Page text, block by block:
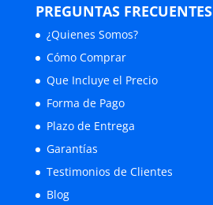
PREGUNTAS FRECUENTES
¿Quienes Somos?
Cómo Comprar
Que Incluye el Precio
Forma de Pago
Plazo de Entrega
Garantías
Testimonios de Clientes
Blog